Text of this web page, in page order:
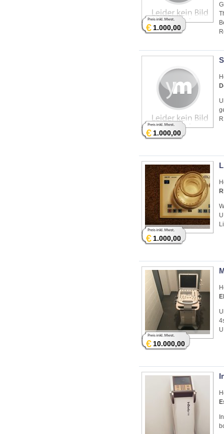
€1.000,00
€1.000,00
€1.000,00
€10.000,00